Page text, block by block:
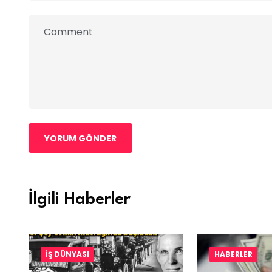
YORUM GÖNDER
İlgili Haberler
İŞ DÜNYASI HABERLER